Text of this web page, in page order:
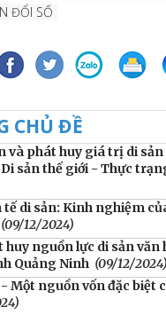
ĐỔI SỐ
CHỦ ĐỀ
và phát huy giá trị di
sản thế giới - Thực
di sản: Kinh nghiệm
(09/12/2024)
huy nguồn lực di sản
Quảng Ninh (09/12/2024)
- Một nguồn vốn đặc biệt